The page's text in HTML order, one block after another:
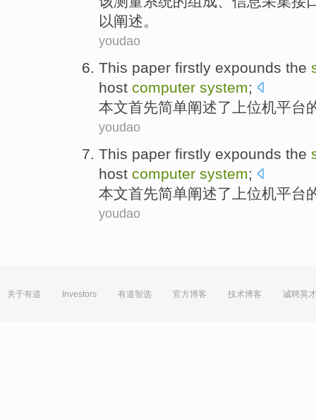
以阐述。
youdao
This paper firstly expounds the
host computer system;
本文首先简单阐述了 上位机平台
youdao
This paper firstly expounds the
host computer system;
本文首先简单阐述了 上位机平台
youdao
关于有道 Investors 有道智选 官方博客 技术博客 诚聘英才